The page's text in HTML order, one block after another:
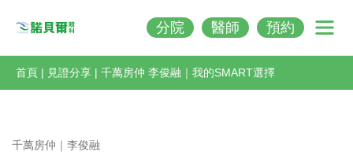
分院 醫師 預約
首頁 | 見證分享 | 千萬房仲 李俊融｜我的SMART選擇
千萬房仲｜李俊融